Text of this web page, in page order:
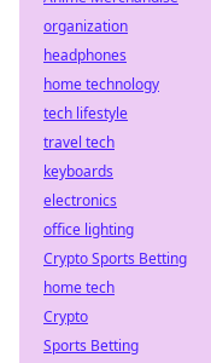
organization
headphones
home technology
tech lifestyle
travel tech
keyboards
electronics
office lighting
Crypto Sports Betting
home tech
Crypto
Sports Betting